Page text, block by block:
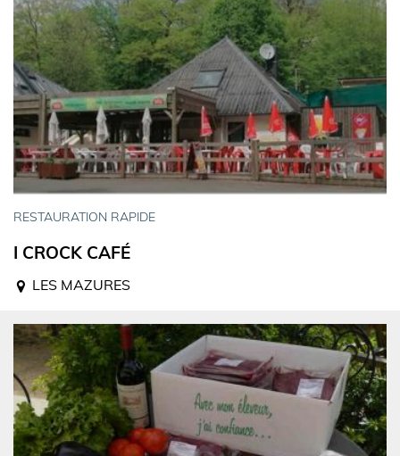
RESTAURATION RAPIDE
I CROCK CAFÉ
LES MAZURES